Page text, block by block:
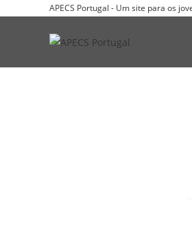
APECS Portugal - Um site para os